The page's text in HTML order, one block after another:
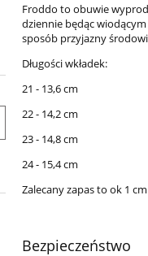
Froddo to obuwie
dziennie będąc
sposób przyjazny
Długości wkładek:
21 - 13,6 cm
22 - 14,2 cm
23 - 14,8 cm
24 - 15,4 cm
Zalecany zapas to ok 1
Bezpieczeństwo